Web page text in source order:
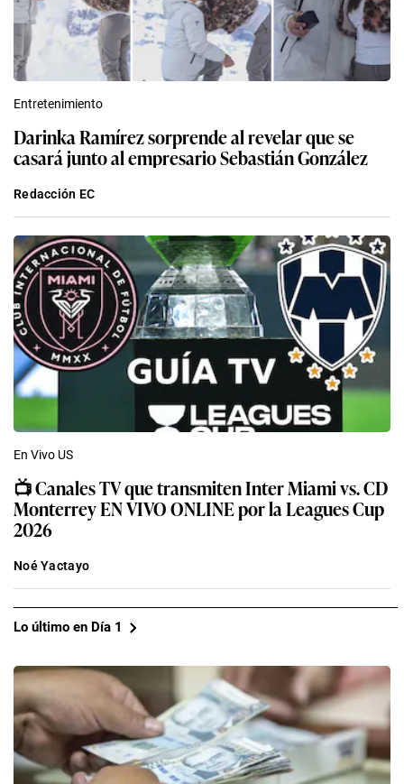
Entretenimiento
Darinka Ramírez sorprende al revelar que se
casará junto al empresario Sebastián González
Redacción EC
En Vivo US
📺 Canales TV que transmiten Inter Miami vs. CD
Monterrey EN VIVO ONLINE por la Leagues Cup
2026
Noé Yactayo
Lo último en Día 1